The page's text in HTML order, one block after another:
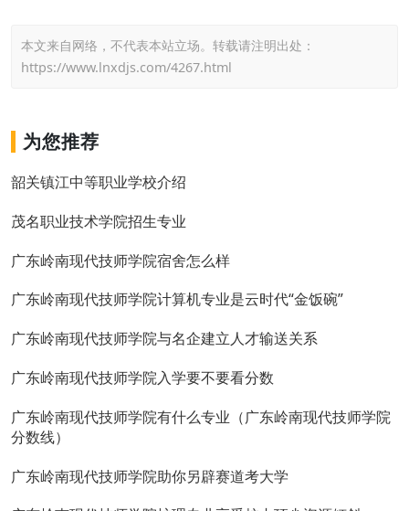
本文来自网络，不代表本站立场。转载请注明出处：
https://www.lnxdjs.com/4267.html
为您推荐
韶关镇江中等职业学校介绍
茂名职业技术学院招生专业
广东岭南现代技师学院宿舍怎么样
广东岭南现代技师学院计算机专业是云时代“金饭碗”
广东岭南现代技师学院与名企建立人才输送关系
广东岭南现代技师学院入学要不要看分数
广东岭南现代技师学院有什么专业（广东岭南现代技师学院
分数线）
广东岭南现代技师学院助你另辟赛道考大学